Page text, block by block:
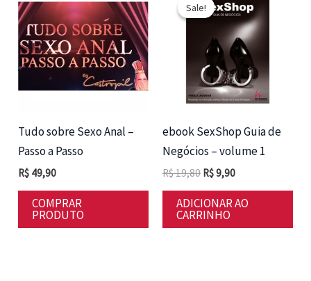
Tudo sobre Sexo Anal –
Passo a Passo
R$ 49,90
COMPRAR
PRODUTO
Sale!
Sale!
ebook SexShop Guia de
Negócios – volume 1
R$19,80 O
original
era:
R$ 19,80.
R$9,90O
atual
é:
R$ 9,90.
ADICIONAR AO
CARRINHO